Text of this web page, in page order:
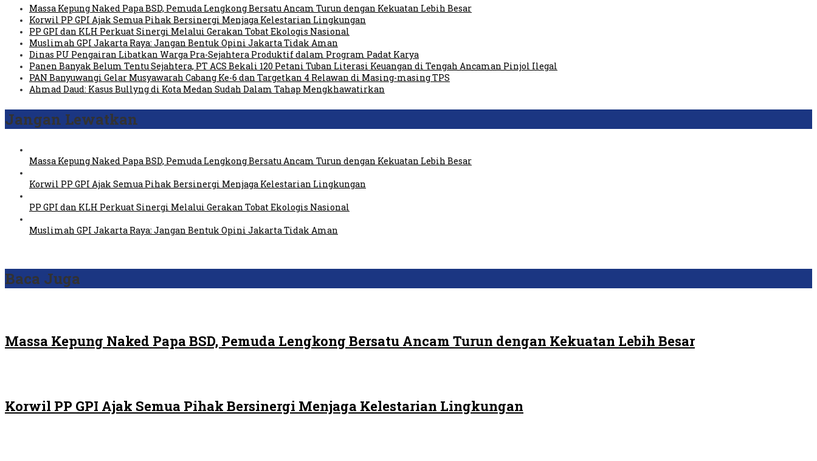
Massa Kepung Naked Papa BSD, Pemuda Lengkong Bersatu Ancam Turun dengan Kekuatan Lebih Besar
Korwil PP GPI Ajak Semua Pihak Bersinergi Menjaga Kelestarian Lingkungan
PP GPI dan KLH Perkuat Sinergi Melalui Gerakan Tobat Ekologis Nasional
Muslimah GPI Jakarta Raya: Jangan Bentuk Opini Jakarta Tidak Aman
Dinas PU Pengairan Libatkan Warga Pra-Sejahtera Produktif dalam Program Padat Karya
Panen Banyak Belum Tentu Sejahtera, PT ACS Bekali 120 Petani Tuban Literasi Keuangan di Tengah Ancaman Pinjol Ilegal
PAN Banyuwangi Gelar Musyawarah Cabang Ke-6 dan Targetkan 4 Relawan di Masing-masing TPS
Ahmad Daud: Kasus Bullyng di Kota Medan Sudah Dalam Tahap Mengkhawatirkan
Jangan Lewatkan
Massa Kepung Naked Papa BSD, Pemuda Lengkong Bersatu Ancam Turun dengan Kekuatan Lebih Besar
Korwil PP GPI Ajak Semua Pihak Bersinergi Menjaga Kelestarian Lingkungan
PP GPI dan KLH Perkuat Sinergi Melalui Gerakan Tobat Ekologis Nasional
Muslimah GPI Jakarta Raya: Jangan Bentuk Opini Jakarta Tidak Aman
Baca Juga
Massa Kepung Naked Papa BSD, Pemuda Lengkong Bersatu Ancam Turun dengan Kekuatan Lebih Besar
Korwil PP GPI Ajak Semua Pihak Bersinergi Menjaga Kelestarian Lingkungan